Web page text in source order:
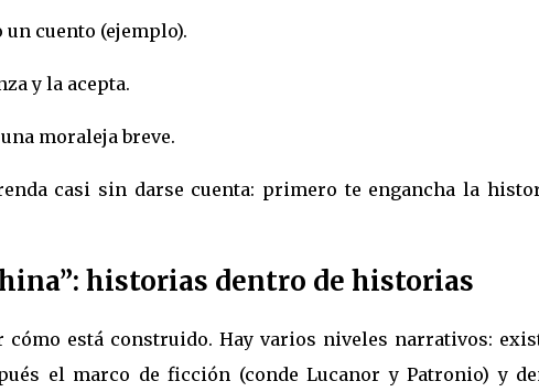
cuento (ejemplo).
y la acepta.
moraleja breve.
casi sin darse cuenta: primero te engancha la
historias dentro de historias
está construido. Hay varios niveles narrativos:
el marco de ficción (conde Lucanor y Patronio) y